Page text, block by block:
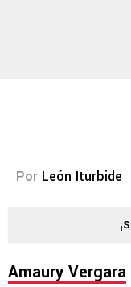
Por León Iturbide
Amaury Vergara